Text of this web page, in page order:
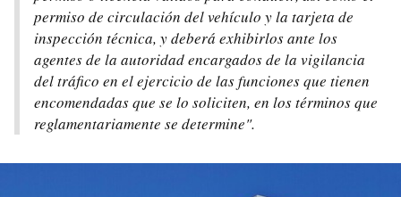
permiso de circulación del vehículo y la tarjeta de
inspección técnica, y deberá exhibirlos ante los
agentes de la autoridad encargados de la vigilancia
del tráfico en el ejercicio de las funciones que tienen
encomendadas que se lo soliciten, en los términos que
reglamentariamente se determine".